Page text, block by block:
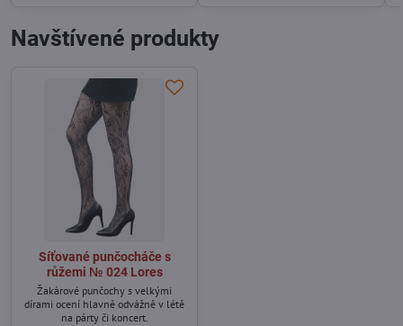
Navštívené produkty
Síťované punčocháče s
růžemi № 024 Lores
Žakárové punčochy s velkými
dírami ocení hlavně odvážně v létě
na párty či koncert.